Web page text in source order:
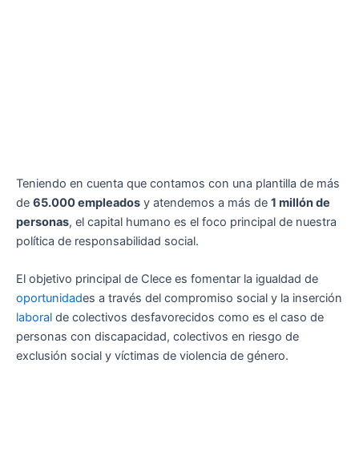
Teniendo en cuenta que contamos con una plantilla de más
de 65.000 empleados y atendemos a más de 1 millón de
personas, el capital humano es el foco principal de nuestra
política de responsabilidad social.
El objetivo principal de Clece es fomentar la igualdad de
oportunidades a través del compromiso social y la inserción
laboral de colectivos desfavorecidos como es el caso de
personas con discapacidad, colectivos en riesgo de
exclusión social y víctimas de violencia de género.